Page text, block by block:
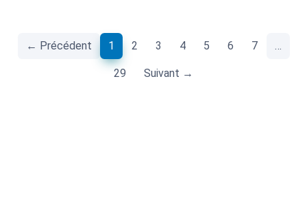
← Précédent 1 (current)
2 3 4 5 6 7 …
29 Suivant →